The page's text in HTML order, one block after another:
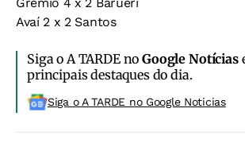
Avaí 2 x 2 Santos
Siga o A TARDE noGoogle Notícias
principais destaques do dia.
Siga o A TARDE no Google Noticias